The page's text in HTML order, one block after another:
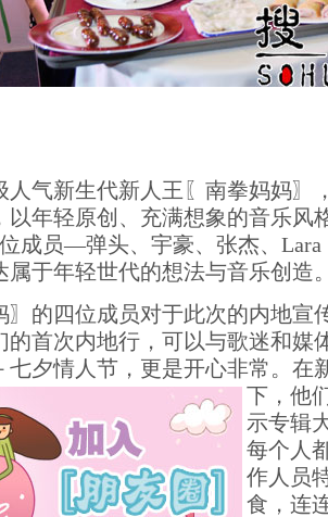
气新生代新人王〖南拳妈妈〗
以年轻原创、充满想象的音乐风
位成员—弹头、宇豪、张杰、
属于年轻世代的想法与音乐创造
四位成员对于此次的内地宣
的首次内地行，可以与歌迷和媒
夕情人节，更是开心非常。 在
下，他
示专辑
每个人
作人员
食，连